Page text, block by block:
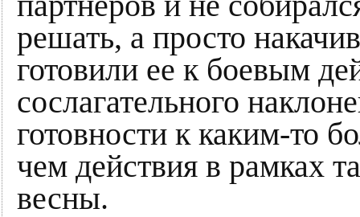
решать, а просто
готовили ее к боевым
сослагательного
готовности к каким-то
чем действия в рамках
весны.